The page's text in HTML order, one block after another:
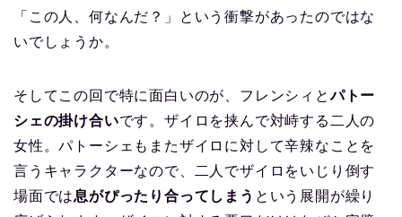
「この人、何なんだ？」という衝撃があったのではな
いでしょうか。
そしてこの回で特に面白いのが、フレンシィとパトー
シェの掛け合いです。ザイロを挟んで対峙する二人の
女性。パトーシェもまたザイロに対して辛辣なことを
言うキャラクターなので、二人でザイロをいじり倒す
場面では息がぴったり合ってしまう という展開が繰り